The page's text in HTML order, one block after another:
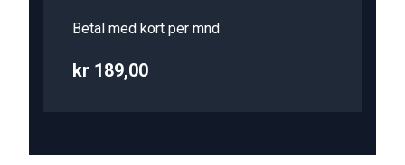
Betal med kort per mnd
kr 189,00